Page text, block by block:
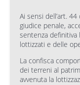
Ai sensi dell’art.
giudice penale,
sentenza definitiva
lottizzati e delle
La confisca
dei terreni al
avvenuta la